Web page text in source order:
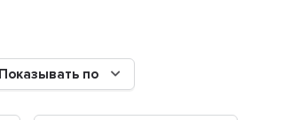
Показывать по